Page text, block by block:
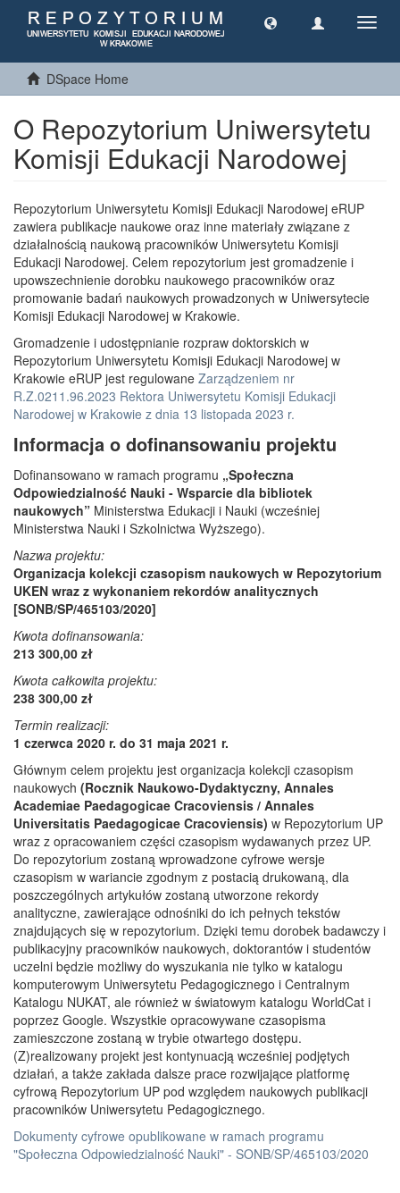
DSpace Home
O Repozytorium Uniwersytetu
Komisji Edukacji Narodowej
Repozytorium Uniwersytetu Komisji Edukacji Narodowej eRUP
zawiera publikacje naukowe oraz inne materiały związane z
działalnością naukową pracowników Uniwersytetu Komisji
Edukacji Narodowej. Celem repozytorium jest gromadzenie i
upowszechnienie dorobku naukowego pracowników oraz
promowanie badań naukowych prowadzonych w Uniwersytecie
Komisji Edukacji Narodowej w Krakowie.
Gromadzenie i udostępnianie rozpraw doktorskich w
Repozytorium Uniwersytetu Komisji Edukacji Narodowej w
Krakowie eRUP jest regulowane Zarządzeniem nr
R.Z.0211.96.2023 Rektora Uniwersytetu Komisji Edukacji
Narodowej w Krakowie z dnia 13 listopada 2023 r.
Informacja o dofinansowaniu projektu
Dofinansowano w ramach programu „Społeczna
Odpowiedzialność Nauki - Wsparcie dla bibliotek
naukowych” Ministerstwa Edukacji i Nauki (wcześniej
Ministerstwa Nauki i Szkolnictwa Wyższego).
Nazwa projektu:
Organizacja kolekcji czasopism naukowych w Repozytorium
UKEN wraz z wykonaniem rekordów analitycznych
[SONB/SP/465103/2020]
Kwota dofinansowania:
213 300,00 zł
Kwota całkowita projektu:
238 300,00 zł
Termin realizacji:
1 czerwca 2020 r. do 31 maja 2021 r.
Głównym celem projektu jest organizacja kolekcji czasopism
naukowych (Rocznik Naukowo-Dydaktyczny, Annales
Academiae Paedagogicae Cracoviensis / Annales
Universitatis Paedagogicae Cracoviensis) w Repozytorium UP
wraz z opracowaniem części czasopism wydawanych przez UP.
Do repozytorium zostaną wprowadzone cyfrowe wersje
czasopism w wariancie zgodnym z postacią drukowaną, dla
poszczególnych artykułów zostaną utworzone rekordy
analityczne, zawierające odnośniki do ich pełnych tekstów
znajdujących się w repozytorium. Dzięki temu dorobek badawczy i
publikacyjny pracowników naukowych, doktorantów i studentów
uczelni będzie możliwy do wyszukania nie tylko w katalogu
komputerowym Uniwersytetu Pedagogicznego i Centralnym
Katalogu NUKAT, ale również w światowym katalogu WorldCat i
poprzez Google. Wszystkie opracowywane czasopisma
zamieszczone zostaną w trybie otwartego dostępu.
(Z)realizowany projekt jest kontynuacją wcześniej podjętych
działań, a także zakłada dalsze prace rozwijające platformę
cyfrową Repozytorium UP pod względem naukowych publikacji
pracowników Uniwersytetu Pedagogicznego.
Dokumenty cyfrowe opublikowane w ramach programu
"Społeczna Odpowiedzialność Nauki" - SONB/SP/465103/2020